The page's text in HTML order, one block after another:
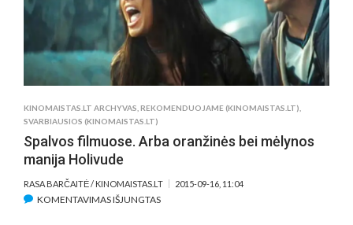
AMERIKIETIŠKOS
KINOMAISTAS.LT ARCHYVAS REKOMENDUOJAME (KINOMAISTAS.LT)
SVARBIAUSIOS (KINOMAISTAS.LT)
Spalvos filmuose. Arba oranžinės bei mėlynos
manija Holivude
RASA BARČAITĖ / KINOMAISTAS.LT 2015-09-16, 11:04
KOMENTAVIMAS IŠJUNGTASĮRAŠE